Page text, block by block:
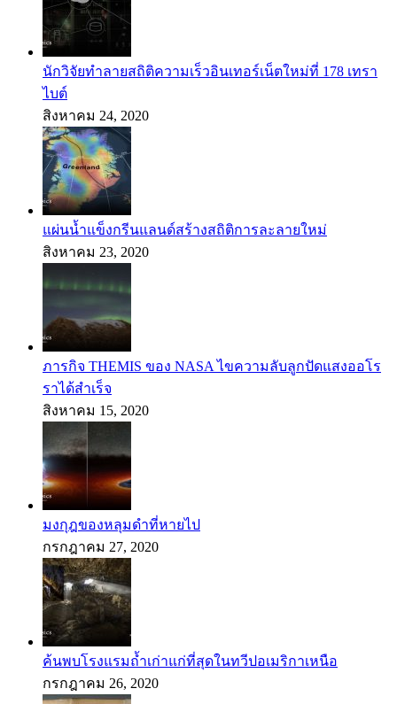
นักวิจัยทำลายสถิติความเร็วอินเทอร์เน็ตใหม่ที่ 178 เทรา
ไบต์
สิงหาคม 24, 2020
แผ่นน้ำแข็งกรีนแลนด์สร้างสถิติการละลายใหม่
สิงหาคม 23, 2020
ภารกิจ THEMIS ของ NASA ไขความลับลูกปัดแสงออโร
ราได้สำเร็จ
สิงหาคม 15, 2020
มงกุฎของหลุมดำที่หายไป
กรกฎาคม 27, 2020
ค้นพบโรงแรมถ้ำเก่าแก่ที่สุดในทวีปอเมริกาเหนือ
กรกฎาคม 26, 2020